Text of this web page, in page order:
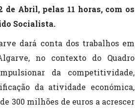
de Abril, pelas 11 horas, com os
Socialista.
dará conta dos trabalhos em
no contexto do Quadro
da competitividade,
da atividade económica,
300 milhões de euros a acrescer